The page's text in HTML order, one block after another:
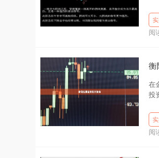
阅
衡
在
投
阅